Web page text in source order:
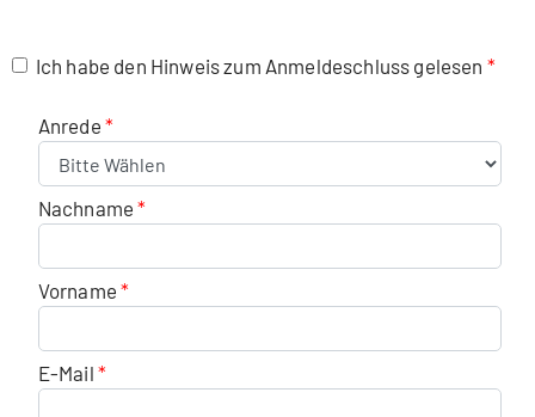
Ich habe den Hinweis zum Anmeldeschluss gelesen
Anrede
Nachname
Vorname
E-Mail